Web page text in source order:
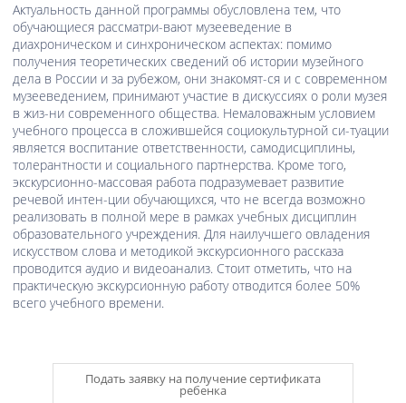
Актуальность данной программы обусловлена тем, что
обучающиеся рассматри-вают музееведение в
диахроническом и синхроническом аспектах: помимо
получения теоретических сведений об истории музейного
дела в России и за рубежом, они знакомят-ся и с современном
музееведением, принимают участие в дискуссиях о роли музея
в жиз-ни современного общества. Немаловажным условием
учебного процесса в сложившейся социокультурной си-туации
является воспитание ответственности, самодисциплины,
толерантности и социального партнерства. Кроме того,
экскурсионно-массовая работа подразумевает развитие
речевой интен-ции обучающихся, что не всегда возможно
реализовать в полной мере в рамках учебных дисциплин
образовательного учреждения. Для наилучшего овладения
искусством слова и методикой экскурсионного рассказа
проводится аудио и видеоанализ. Стоит отметить, что на
практическую экскурсионную работу отводится более 50%
всего учебного времени.
Подать заявку на получение сертификата
ребенка